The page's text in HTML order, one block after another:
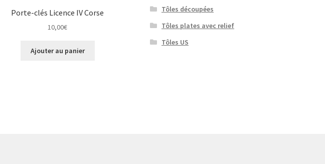
Porte-clés Licence IV Corse
10,00€
Ajouter au panier
Tôles découpées
Tôles plates avec relief
Tôles US